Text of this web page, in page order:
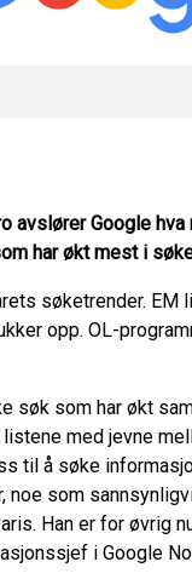
avslører Google
har økt mest i
søketrender. EM
opp. OL-
søk som har økt
med jevne
til å søke
noe som
Han er for øvrig
i Google